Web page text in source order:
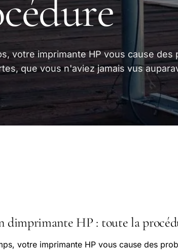
votre imprimante HP vous cause des
que vous n'aviez jamais vus
dimprimante HP : toute la
votre imprimante HP vous cause des